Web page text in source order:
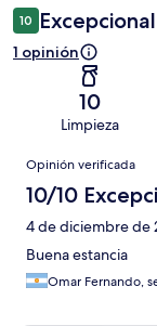
10 Excepcional
1 opinión
10
Limpieza
Opiniones
Opinión verificada
10/10
4 de diciembre de
Buena estancia
Omar Fernando,